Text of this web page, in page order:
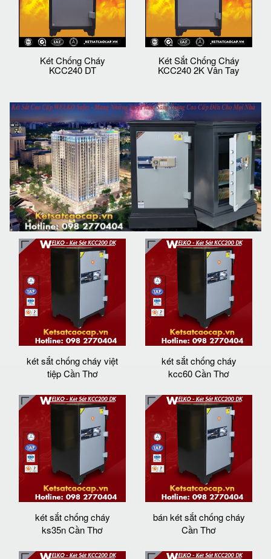
Két Chống Cháy
KCC240 DT
Két Sắt Chống Cháy
KCC240 2K Vân Tay
két sắt chống cháy việt
tiệp Cần Thơ
két sắt chống cháy
kcc60 Cần Thơ
két sắt chống cháy
ks35n Cần Thơ
bán két sắt chống cháy
Cần Thơ